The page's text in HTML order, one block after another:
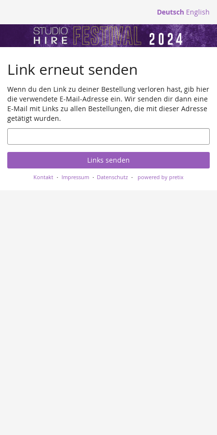
springen
Deutsch English
StudioHire
Festival
2024
Link erneut senden
Wenn du den Link zu deiner Bestellung verloren hast, gib hier
die verwendete E-Mail-Adresse ein. Wir senden dir dann eine
E-Mail mit Links zu allen Bestellungen, die mit dieser Adresse
getätigt wurden.
E-
Mail
Links senden
Kontakt Impressum Datenschutz powered by pretix